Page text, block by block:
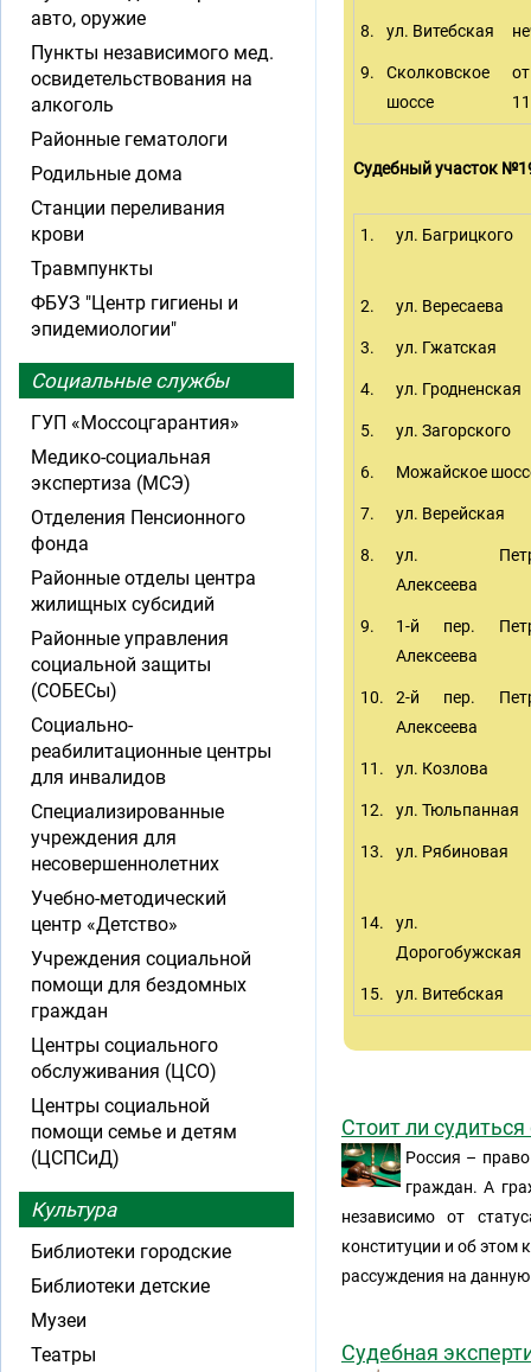
8. ул. Витебская
9.
Сколковское
шоссе
Судебный участок
1. ул. Багрицкого
2. ул. Вересаева
3. ул. Гжатская
4. ул. Гродненская
5. ул. Загорского
6. Можайское
7. ул. Верейская
8.
ул.
Алексеева
9.
1-й пер.
Алексеева
10.
2-й пер.
Алексеева
11. ул. Козлова
12. ул. Тюльпанная
13. ул. Рябиновая
14.
ул.
Дорогобужская
15. ул. Витебская
Стоит ли
Россия –
граждан. А
независимо от
конституции и об этом
рассуждения на данную
Судебная
авто, оружие
Пункты независимого мед.
освидетельствования на
алкоголь
Районные гематологи
Родильные дома
Станции переливания
крови
Травмпункты
ФБУЗ "Центр гигиены и
эпидемиологии"
Социальные службы
ГУП «Моссоцгарантия»
Медико-социальная
экспертиза (МСЭ)
Отделения Пенсионного
фонда
Районные отделы центра
жилищных субсидий
Районные управления
социальной защиты
(СОБЕСы)
Социально-
реабилитационные центры
для инвалидов
Специализированные
учреждения для
несовершеннолетних
Учебно-методический
центр «Детство»
Учреждения социальной
помощи для бездомных
граждан
Центры социального
обслуживания (ЦСО)
Центры социальной
помощи семье и детям
(ЦСПСиД)
Культура
Библиотеки городские
Библиотеки детские
Музеи
Театры